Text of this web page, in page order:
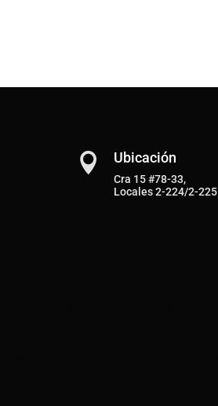
 Ubicación
Cra 15 #78-33,
Locales 2-224/2-225